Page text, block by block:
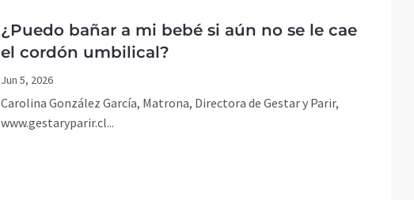
¿Puedo bañar a mi bebé si aún no se le cae
el cordón umbilical?
Jun 5, 2026
Carolina González García, Matrona, Directora de Gestar y Parir,
www.gestaryparir.cl...